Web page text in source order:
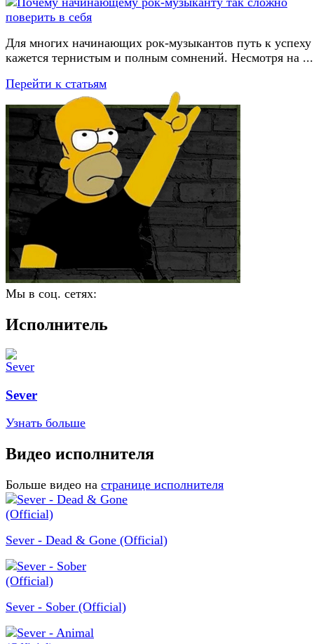
Для многих начинающих рок-музыкантов путь к успеху
кажется тернистым и полным сомнений. Несмотря на ...
Перейти к статьям
Мы в соц. сетях:
Исполнитель
Sever
Узнать больше
Видео исполнителя
Больше видео на странице исполнителя
Sever - Dead & Gone (Official)
Sever - Sober (Official)